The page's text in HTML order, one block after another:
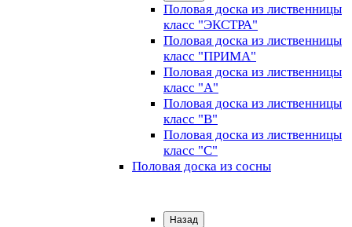
Половая доска из лиственницы
класс "ЭКСТРА"
Половая доска из лиственницы
класс "ПРИМА"
Половая доска из лиственницы
класс "А"
Половая доска из лиственницы
класс "B"
Половая доска из лиственницы
класс "C"
Половая доска из сосны
Назад